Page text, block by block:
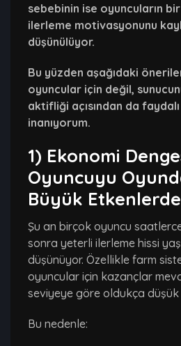
sebebinin ise oyuncuların
ilerleme motivasyonunu
düşünülüyor.
Bu yüzden aşağıdaki
oyuncular için değil,
aktifliği açısından da
inanıyorum.
1) Ekonomi
Oyuncuyu
Büyük
Şu an birçok oyuncu
sonra yeterli ilerleme hissi
düşünüyor. Özellikle farm
oyuncular için kazançlar
seviyeye göre oldukça
Bu nedenle: